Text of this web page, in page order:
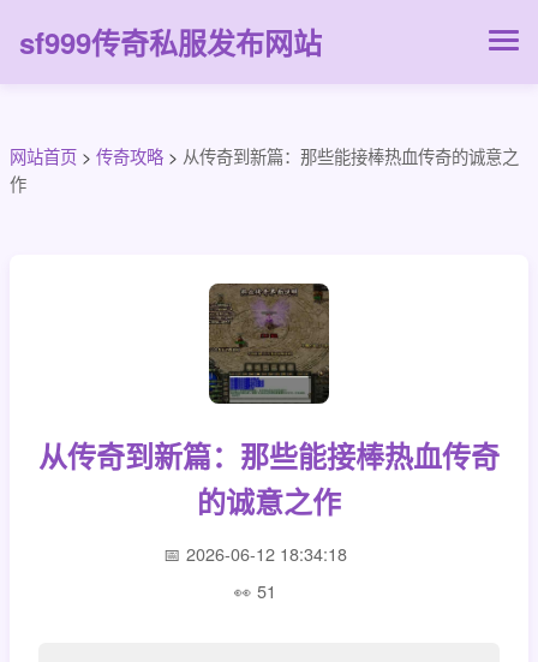
sf999传奇私服发布网站
网站首页 > 传奇攻略 > 从传奇到新篇：那些能接棒热血传奇的诚意之
作
从传奇到新篇：那些能接棒热血传奇
的诚意之作
2026-06-12 18:34:18
51